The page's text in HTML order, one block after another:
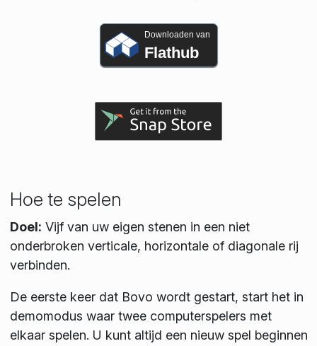
Downloaden van
Flathub
Hoe te spelen
Doel: Vijf van uw eigen stenen in een niet
onderbroken verticale, horizontale of diagonale rij
verbinden.
De eerste keer dat Bovo wordt gestart, start het in
demomodus waar twee computerspelers met
elkaar spelen. U kunt altijd een nieuw spel beginnen